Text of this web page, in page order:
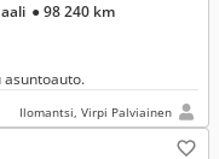
● 98 240 km
asuntoauto.
Ilomantsi, Virpi Palviainen